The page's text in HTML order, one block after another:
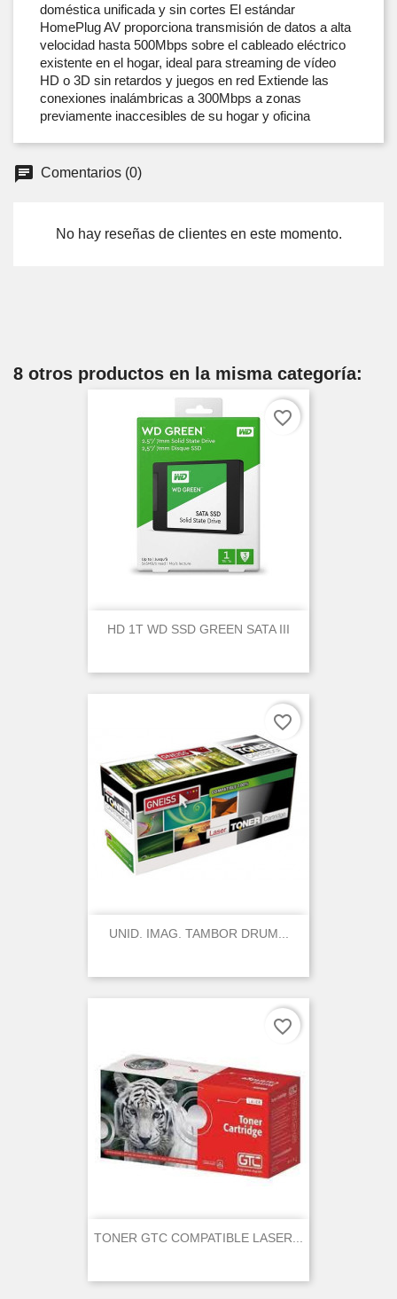
doméstica unificada y sin cortes El estándar
HomePlug AV proporciona transmisión de datos a alta
velocidad hasta 500Mbps sobre el cableado eléctrico
existente en el hogar, ideal para streaming de vídeo
HD o 3D sin retardos y juegos en red Extiende las
conexiones inalámbricas a 300Mbps a zonas
previamente inaccesibles de su hogar y oficina
Comentarios (0)
No hay reseñas de clientes en este momento.
8 otros productos en la misma categoría:
HD 1T WD SSD GREEN SATA III
favorite_border
UNID. IMAG. TAMBOR DRUM...
favorite_border
TONER GTC COMPATIBLE LASER...
favorite_border